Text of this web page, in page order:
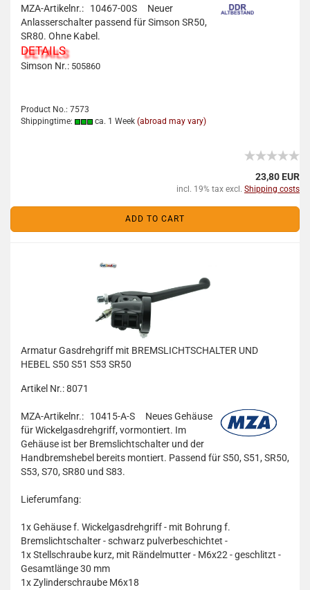
MZA-Artikelnr.: 10467-00S
Neuer
Anlasserschalter passend für Simson SR50,
SR80. Ohne Kabel.
DETAILS
Simson Nr.: 505860
Product No.: 7573
Shippingtime:
ca. 1 Week (abroad may vary)
23,80 EUR
incl. 19% tax excl. Shipping costs
ADD TO CART
Armatur Gasdrehgriff mit BREMSLICHTSCHALTER UND
HEBEL S50 S51 S53 SR50
Artikel Nr.: 8071
MZA-Artikelnr.: 10415-A-S
Neues Gehäuse
für Wickelgasdrehgriff, vormontiert. Im
Gehäuse ist ber Bremslichtschalter und der
Handbremshebel bereits montiert. Passend für S50, S51, SR50,
S53, S70, SR80 und S83.
Lieferumfang:
1xGehäuse f. Wickelgasdrehgriff - mit Bohrung f.
Bremslichtschalter - schwarz pulverbeschichtet -
1xStellschraube kurz, mit Rändelmutter - M6x22 - geschlitzt -
Gesamtlänge 30 mm
1xZylinderschraube M6x18